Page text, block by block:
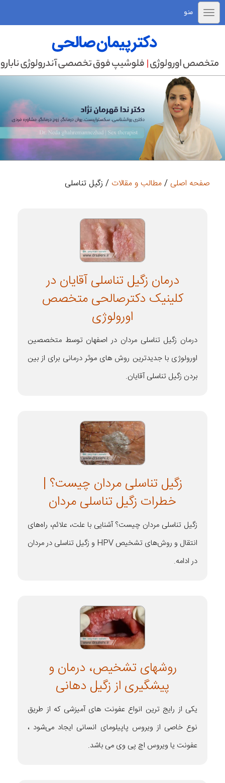
منو
صفحه اصلی / مطالب و مقالات / زگیل تناسلی
درمان زگیل تناسلی آقایان در
کلینیک دکترصالحی متخصص
اورولوژی
درمان زگیل تناسلی مردان در اصفهان توسط متخصصین
اورولوژی با جدیدترین روش های موثر درمانی برای از بین
بردن زگیل تناسلی آقایان.
زگیل تناسلی مردان چیست؟ |
خطرات زگیل تناسلی مردان
زگیل تناسلی مردان چیست؟ آشنایی با علت، علائم، راه‌های
انتقال و روش‌های تشخیص HPV و زگیل تناسلی در مردان
در ادامه.
روشهای تشخیص، درمان و
پیشگیری از زگیل دهانی
یکی از رایج ترین انواع عفونت های آمیزشی که از طریق
نوع خاصی از ویروس پاپیلومای انسانی ایجاد می‌شود ،
عفونت یا ویروس اچ پی وی می باشد.